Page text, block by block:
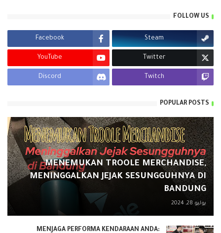
FOLLOW US
Steam
Facebook
Twitter
YouTube
Twitch
Discord
POPULAR POSTS
MENEMUKAN TROOLE MERCHANDISE,
MENINGGALKAN JEJAK SESUNGGUHNYA DI
BANDUNG
يوليو 28, 2024
MENJAGA PERFORMA KENDARAAN ANDA: